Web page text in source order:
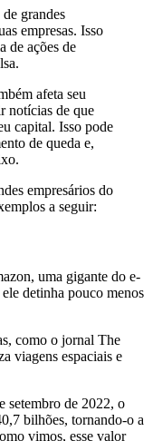
grandes
empresas. Isso
de ações de
afeta seu
notícias de que
capital. Isso pode
de queda e,
empresários do
a seguir:
uma gigante do e-
detinha pouco menos
como o jornal The
viagens espaciais e
setembro de 2022, o
bilhões, tornando-o a
vimos, esse valor